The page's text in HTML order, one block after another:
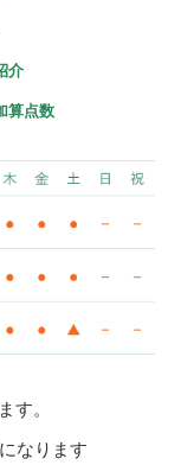
介
算点数
す。
なります